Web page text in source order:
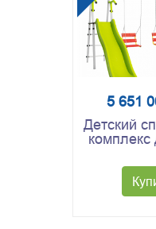
5 651
Детский
Плюс - 2
с